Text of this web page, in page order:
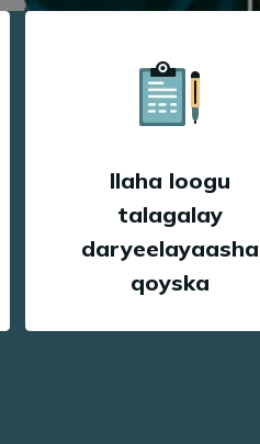
Ilaha loogu
talagalay
daryeelayaasha
qoyska